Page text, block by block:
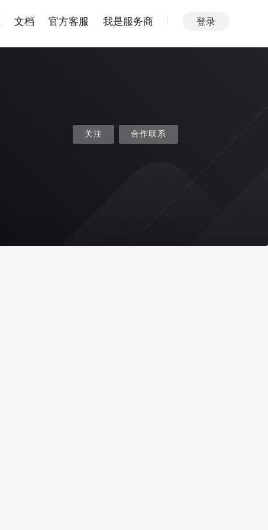
文档 官方客服 我是服务商 登录
关注 合作联系